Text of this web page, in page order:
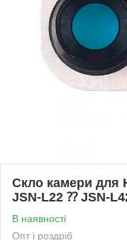
Скло камери для
JSN-L22 ⁇ JSN-
В наявності
Опт і роздріб